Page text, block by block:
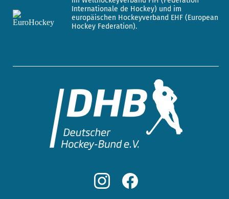
Internationale de Hockey) und im
europäischen Hockeyverband EHF (European
Hockey Federation).